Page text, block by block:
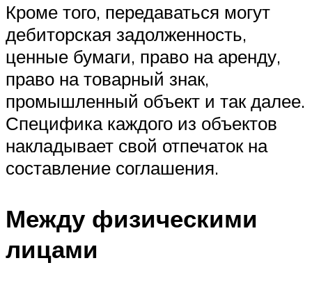
Кроме того, передаваться могут
дебиторская задолженность,
ценные бумаги, право на аренду,
право на товарный знак,
промышленный объект и так далее.
Специфика каждого из объектов
накладывает свой отпечаток на
составление соглашения.
Между физическими
лицами